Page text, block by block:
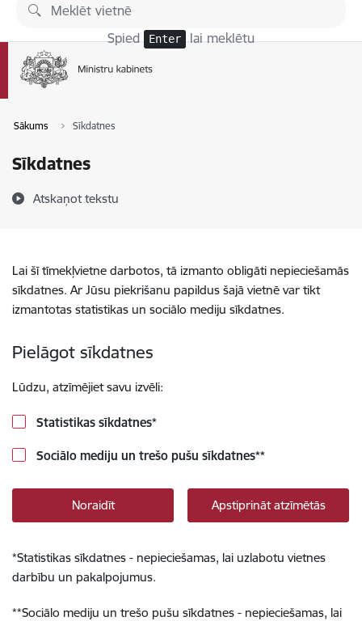
Pāriet uz lapas saturu
Spied Enter lai meklētu
Sākums Sīkdatnes
Sīkdatnes
Atskaņot tekstu
Lai šī tīmekļvietne darbotos, tā izmanto obligāti nepieciešamās
sīkdatnes. Ar Jūsu piekrišanu papildus šajā vietnē var tikt
izmantotas statistikas un sociālo mediju sīkdatnes.
Pielāgot sīkdatnes
Lūdzu, atzīmējiet savu izvēli:
Statistikas sīkdatnes*
Sociālo mediju un trešo pušu sīkdatnes**
Noraidīt Apstiprināt atzīmētās
*Statistikas sīkdatnes - nepieciešamas, lai uzlabotu vietnes
darbību un pakalpojumus.
**Sociālo mediju un trešo pušu sīkdatnes - nepieciešamas, lai